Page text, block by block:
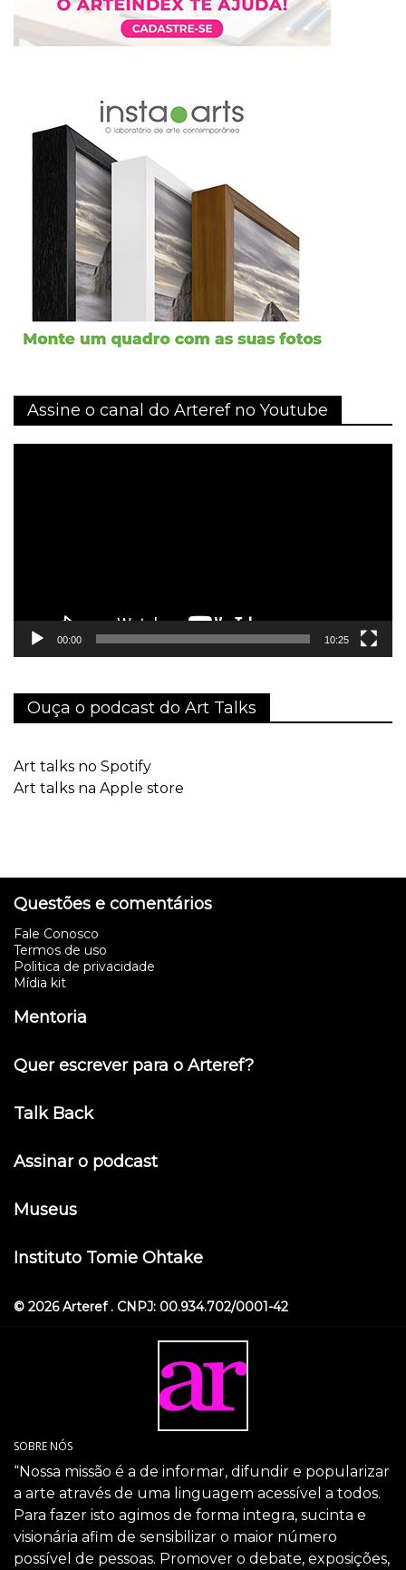
Assine o canal do Arteref no Youtube
00:00 10:25
Ouça o podcast do Art Talks
Art talks no Spotify
Art talks na Apple store
Questões e comentários
Fale Conosco
Termos de uso
Politica de privacidade
Mídia kit
Mentoria
Quer escrever para o Arteref?
Talk Back
Assinar o podcast
Museus
Instituto Tomie Ohtake
© 2026 Arteref . CNPJ: 00.934.702/0001-42
SOBRE NÓS
“Nossa missão é a de informar, difundir e popularizar
a arte através de uma linguagem acessível a todos.
Para fazer isto agimos de forma integra, sucinta e
visionária afim de sensibilizar o maior número
possível de pessoas. Promover o debate, exposições,